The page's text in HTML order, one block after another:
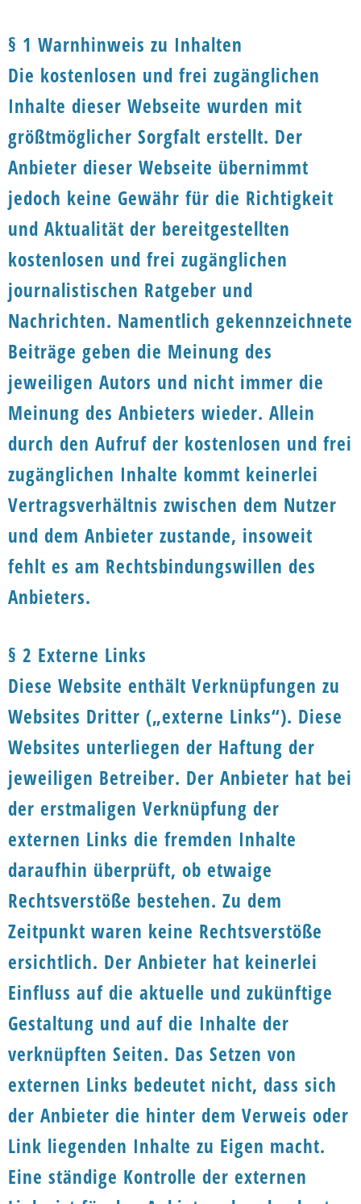
§ 1 Warnhinweis zu Inhalten
Die kostenlosen und frei zugänglichen
Inhalte dieser Webseite wurden mit
größtmöglicher Sorgfalt erstellt. Der
Anbieter dieser Webseite übernimmt
jedoch keine Gewähr für die Richtigkeit
und Aktualität der bereitgestellten
kostenlosen und frei zugänglichen
journalistischen Ratgeber und
Nachrichten. Namentlich gekennzeichnete
Beiträge geben die Meinung des
jeweiligen Autors und nicht immer die
Meinung des Anbieters wieder. Allein
durch den Aufruf der kostenlosen und frei
zugänglichen Inhalte kommt keinerlei
Vertragsverhältnis zwischen dem Nutzer
und dem Anbieter zustande, insoweit
fehlt es am Rechtsbindungswillen des
Anbieters.
§ 2 Externe Links
Diese Website enthält Verknüpfungen zu
Websites Dritter („externe Links“). Diese
Websites unterliegen der Haftung der
jeweiligen Betreiber. Der Anbieter hat bei
der erstmaligen Verknüpfung der
externen Links die fremden Inhalte
daraufhin überprüft, ob etwaige
Rechtsverstöße bestehen. Zu dem
Zeitpunkt waren keine Rechtsverstöße
ersichtlich. Der Anbieter hat keinerlei
Einfluss auf die aktuelle und zukünftige
Gestaltung und auf die Inhalte der
verknüpften Seiten. Das Setzen von
externen Links bedeutet nicht, dass sich
der Anbieter die hinter dem Verweis oder
Link liegenden Inhalte zu Eigen macht.
Eine ständige Kontrolle der externen